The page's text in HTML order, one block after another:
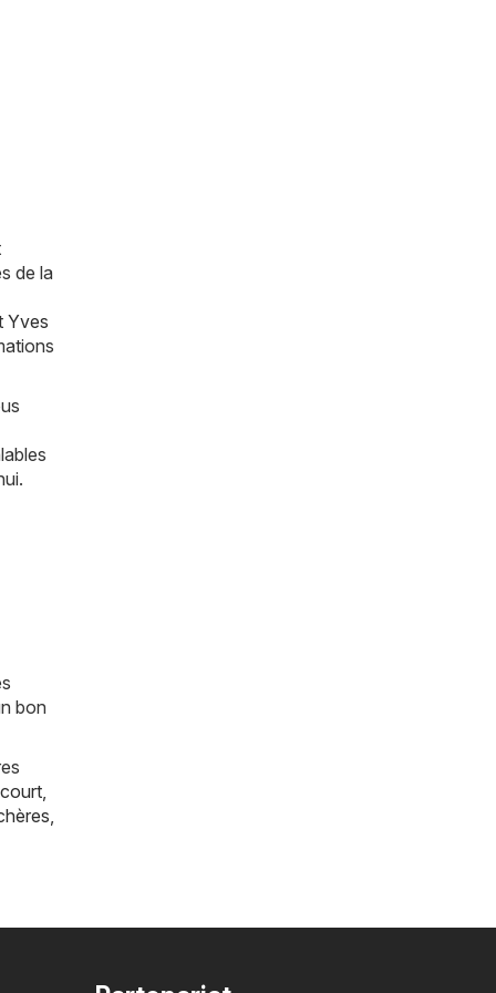
de la
Yves
bon